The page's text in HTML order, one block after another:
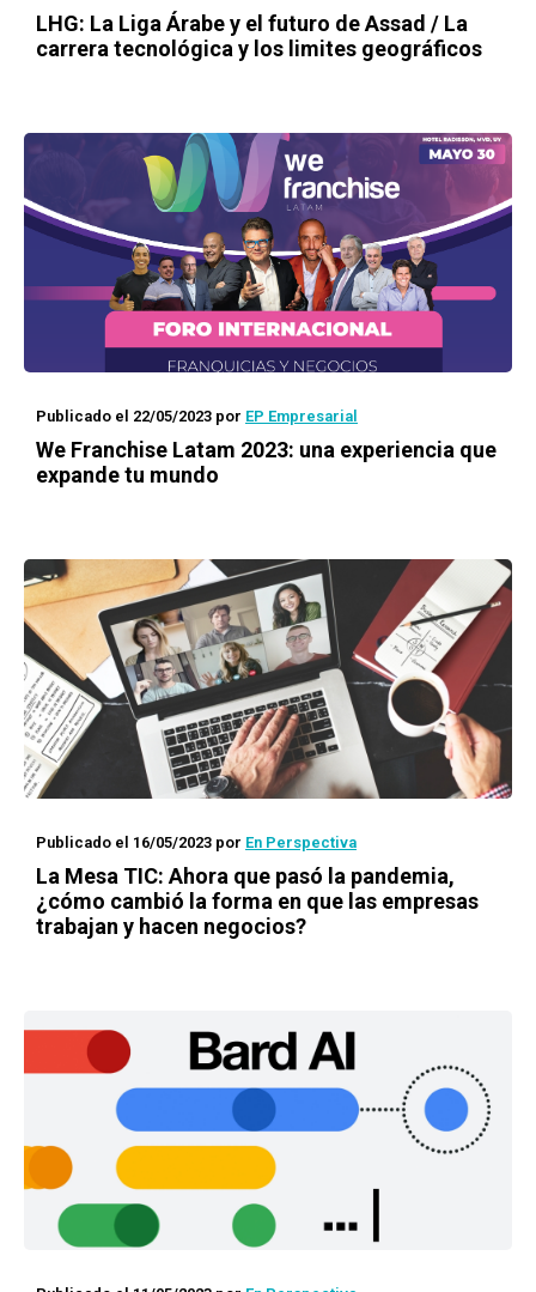
LHG: La Liga Árabe y el futuro de Assad / La
carrera tecnológica y los limites geográficos
Publicado el 22/05/2023 por EP Empresarial
We Franchise Latam 2023: una experiencia que
expande tu mundo
Publicado el 16/05/2023 por En Perspectiva
La Mesa TIC: Ahora que pasó la pandemia,
¿cómo cambió la forma en que las empresas
trabajan y hacen negocios?